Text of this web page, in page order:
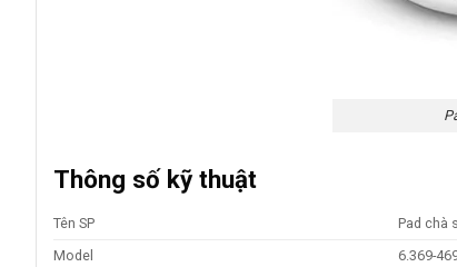
Thông số kỹ thuật
Tên SP
Pad chà
Model
6.369-